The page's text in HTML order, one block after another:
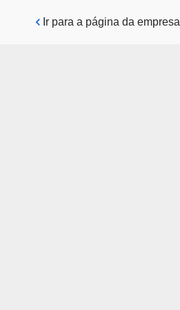
Pular para o conteúdo principal
Ir para a página da empresa